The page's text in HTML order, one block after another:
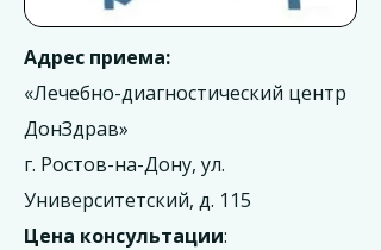
Адрес приема:
«Лечебно-диагностический центр
ДонЗдрав»
г. Ростов-на-Дону, ул.
Университетский, д. 115
Цена консультации: